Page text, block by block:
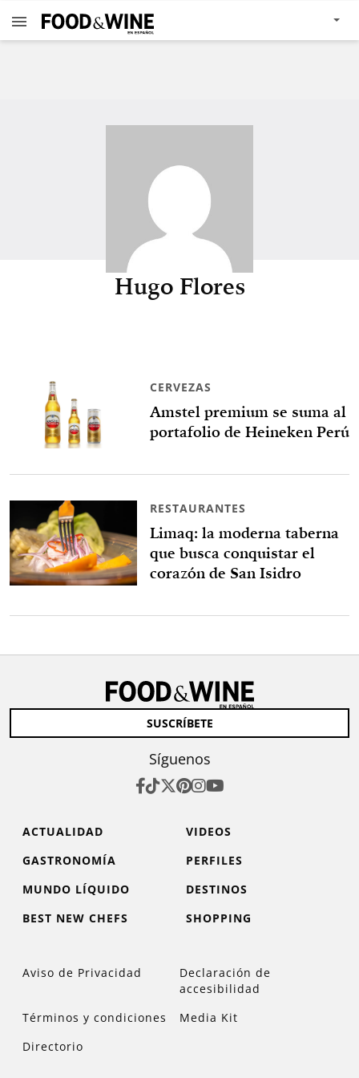
Hugo Flores
CERVEZAS
Amstel premium se suma al
portafolio de Heineken Perú
RESTAURANTES
Limaq: la moderna taberna
que busca conquistar el
corazón de San Isidro
SUSCRÍBETE
Síguenos
ACTUALIDAD
VIDEOS
GASTRONOMÍA
PERFILES
MUNDO LÍQUIDO
DESTINOS
BEST NEW CHEFS
SHOPPING
Aviso de Privacidad
Declaración de
accesibilidad
Términos y condiciones
Media Kit
Directorio